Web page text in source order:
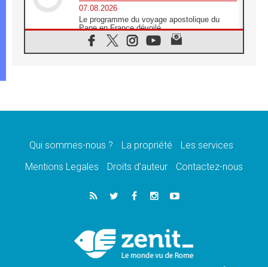
07.08.2026
Le programme du voyage apostolique du
Pape en France dévoilé
07.08.2026
1ère Conférence continentale sur l'éducation
07.08.2026
07.08.2026
lancement des «dix jours de prière pour la
06.08.2026
Préparatifs des JMJ 2027 à Séoul: «c'est
Chrétiens et confucéens: respect et sagesse
pour relever les «défis urgents»
Qui sommes-nous ? La propriété
Les services
Mentions Legales
Droits d’auteur Contactez-nous